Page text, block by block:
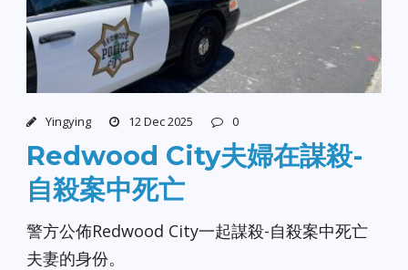
Yingying 12 Dec 2025 0
Redwood City夫婦在謀殺-
自殺案中死亡
警方公佈Redwood City一起謀殺-自殺案中死亡
夫妻的身份。